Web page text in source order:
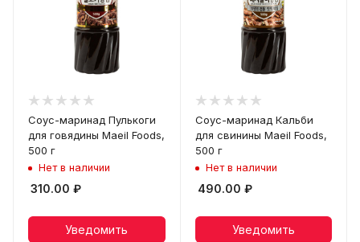
Соус-маринад Пулькоги
для говядины Maeil Foods,
500 г
Нет в наличии
310.00 ₽
Уведомить
Соус-маринад Кальби
для свинины Maeil Foods,
500 г
Нет в наличии
490.00 ₽
Уведомить